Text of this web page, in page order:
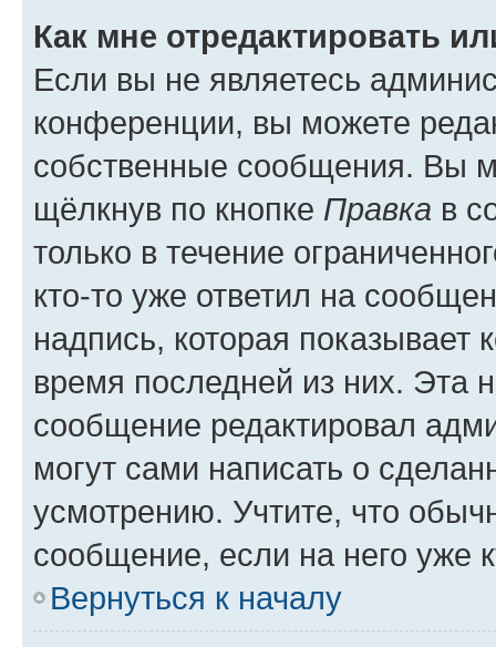
Как мне отредактировать
Если вы не являетесь
конференции, вы можете
собственные сообщения. Вы
щёлкнув по кнопке Правка в
только в течение
кто-то уже ответил на
надпись, которая показывает
время последней из них. Эта
сообщение редактировал
могут сами написать о
усмотрению. Учтите, что
сообщение, если на него уже
Вернуться к началу